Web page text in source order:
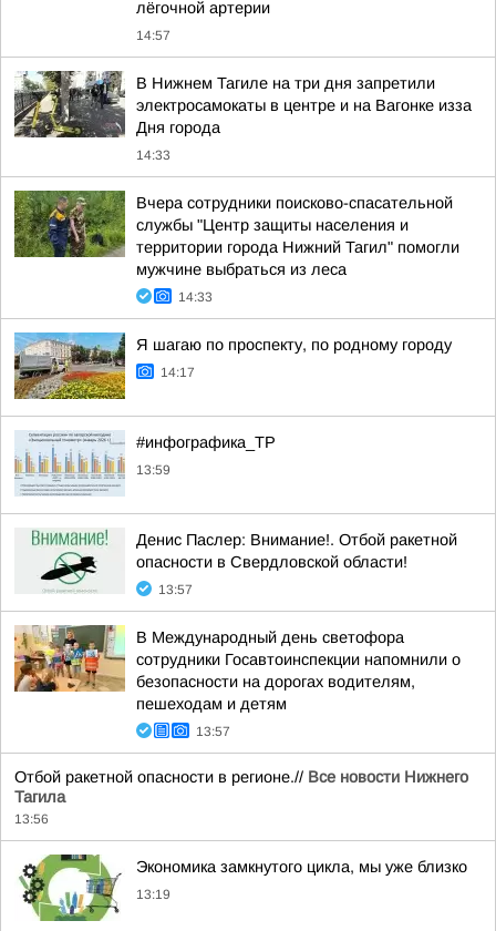
лёгочной артерии
14:57
В Нижнем Тагиле на три дня запретили
электросамокаты в центре и на Вагонке изза
Дня города
14:33
Вчера сотрудники поисково-спасательной
службы "Центр защиты населения и
территории города Нижний Тагил" помогли
мужчине выбраться из леса
14:33
Я шагаю по проспекту, по родному городу
14:17
#инфографика_ТР
13:59
Денис Паслер: Внимание!. Отбой ракетной
опасности в Свердловской области!
13:57
В Международный день светофора
сотрудники Госавтоинспекции напомнили о
безопасности на дорогах водителям,
пешеходам и детям
13:57
Отбой ракетной опасности в регионе.// Все новости Нижнего
Тагила
13:56
Экономика замкнутого цикла, мы уже близко
13:19